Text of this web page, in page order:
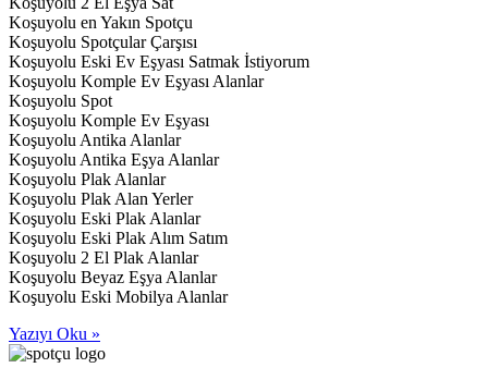
Koşuyolu en Yakın Spotçu
Koşuyolu Spotçular Çarşısı
Koşuyolu Eski Ev Eşyası Satmak İstiyorum
Koşuyolu Komple Ev Eşyası Alanlar
Koşuyolu Spot
Koşuyolu Komple Ev Eşyası
Koşuyolu Antika Alanlar
Koşuyolu Antika Eşya Alanlar
Koşuyolu Plak Alanlar
Koşuyolu Plak Alan Yerler
Koşuyolu Eski Plak Alanlar
Koşuyolu Eski Plak Alım Satım
Koşuyolu 2 El Plak Alanlar
Koşuyolu Beyaz Eşya Alanlar
Koşuyolu Eski Mobilya Alanlar
Yazıyı Oku »